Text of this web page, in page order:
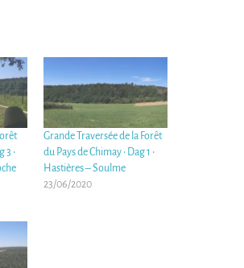
3 •
Grande Traversée de la Forêt
du Pays de Chimay • Dag 1 •
Hastières – Soulme
23/06/2020